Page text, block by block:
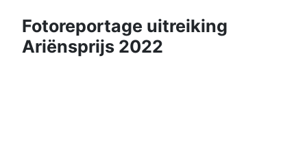
Fotoreportage uitreiking
Ariënsprijs 2022